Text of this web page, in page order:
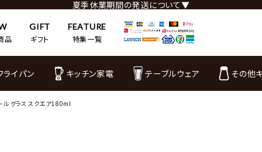
夏季休業期間の発送について▼
品
GIFT
ギフト
FEATURE
特集一覧
ライパン キッチン家電 テーブルウェア その他
ル グラス スクエア180ml